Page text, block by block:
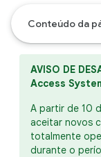
Conteúdo da
AVISO DE
Access
A partir de 10
aceitar novos
totalmente
durante o